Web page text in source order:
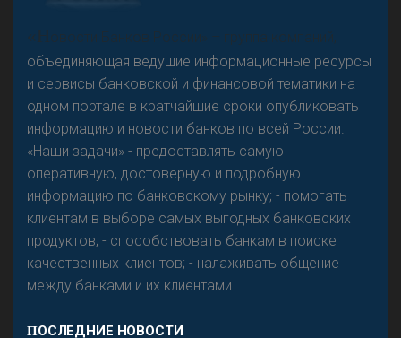
«Н
овости Банков России» – группа компаний,
объединяющая ведущие информационные ресурсы
и сервисы банковской и финансовой тематики на
одном портале в кратчайшие сроки опубликовать
информацию и новости банков по всей России.
«Наши задачи» - предоставлять самую
оперативную, достоверную и подробную
информацию по банковскому рынку; - помогать
клиентам в выборе самых выгодных банковских
продуктов; - способствовать банкам в поиске
качественных клиентов; - налаживать общение
между банками и их клиентами.
ПОСЛЕДНИЕ НОВОСТИ